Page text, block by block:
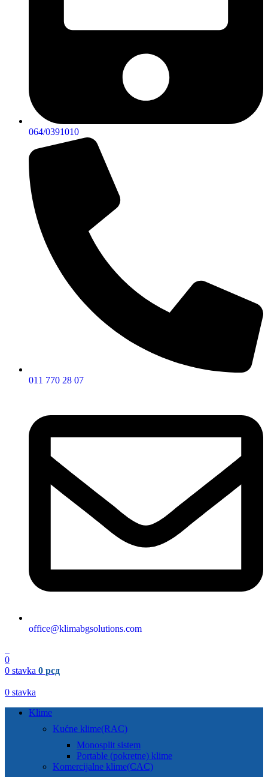
064/0391010
011 770 28 07
office@klimabgsolutions.com
0
0 stavka 0 рсд
0 stavka
Klime
Kućne klime(RAC)
Monosplit sistem
Portable (pokretne) klime
Komercijalne klime(CAC)